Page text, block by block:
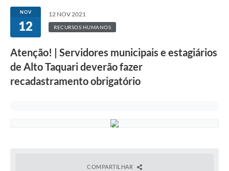
NOV
12
12 NOV 2021
RECURSOS HUMANOS
Atenção! | Servidores municipais e estagiários
de Alto Taquari deverão fazer
recadastramento obrigatório
COMPARTILHAR